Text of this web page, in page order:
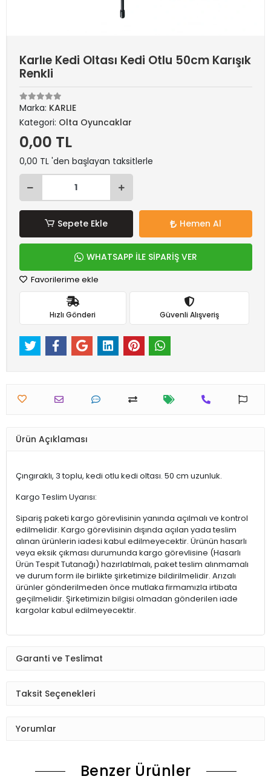
Karlıe Kedi Oltası Kedi Otlu 50cm Karışık
Renkli
Marka: KARLIE
Kategori: Olta Oyuncaklar
0,00 TL
0,00 TL 'den başlayan taksitlerle
Sepete Ekle Hemen Al
WHATSAPP İLE SİPARİŞ VER
Favorilerime ekle
Hızlı Gönderi Güvenli Alışveriş
Ürün Açıklaması
Çıngıraklı, 3 toplu, kedi otlu kedi oltası. 50 cm uzunluk.
Kargo Teslim Uyarısı:
Sipariş paketi kargo görevlisinin yanında açılmalı ve kontrol
edilmelidir. Kargo görevlisinin dışında açılan yada teslim
alınan ürünlerin iadesi kabul edilmeyecektir. Ürünün hasarlı
veya eksik çıkması durumunda kargo görevlisine (Hasarlı
Ürün Tespit Tutanağı) hazırlatılmalı, paket teslim alınmamalı
ve durum form ile birlikte şirketimize bildirilmelidir. Arızalı
ürünler gönderilmeden önce mutlaka firmamızla irtibata
geçilmelidir. Şirketimizin bilgisi olmadan gönderilen iade
kargolar kabul edilmeyecektir.
Garanti ve Teslimat
Taksit Seçenekleri
Yorumlar
Benzer Ürünler